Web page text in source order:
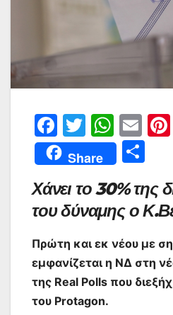
F
a
c
e
b
o
o
k
T
w
itt
er
W
h
at
s
A
p
p
E
m
ai
l
Share
ρ
α
σ
τε
ίτ
Χάνει το 30% της
του δύναμης ο
Πρώτη και εκ νέου με
εμφανίζεται η ΝΔ στη
της Real Polls που
του Protagon.